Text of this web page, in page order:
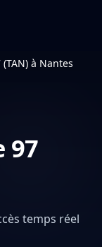
à Nantes
97
temps réel